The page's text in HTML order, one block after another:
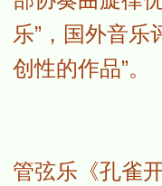
乐”，国外音乐
创性的作品”。
管弦乐《孔雀开